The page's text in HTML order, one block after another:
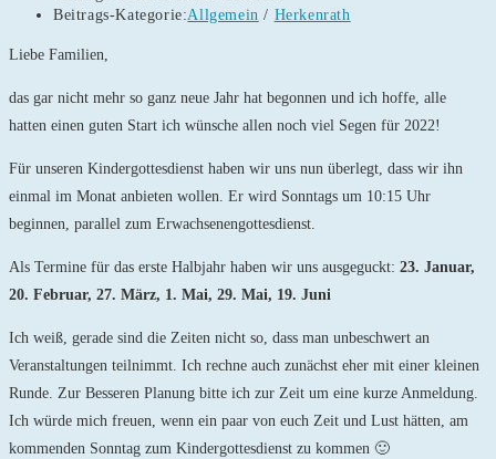
Beitrags-Kategorie:Allgemein / Herkenrath
Liebe Familien,
das gar nicht mehr so ganz neue Jahr hat begonnen und ich hoffe, alle
hatten einen guten Start ich wünsche allen noch viel Segen für 2022!
Für unseren Kindergottesdienst haben wir uns nun überlegt, dass wir ihn
einmal im Monat anbieten wollen. Er wird Sonntags um 10:15 Uhr
beginnen, parallel zum Erwachsenengottesdienst.
Als Termine für das erste Halbjahr haben wir uns ausgeguckt: 23. Januar,
20. Februar, 27. März, 1. Mai, 29. Mai, 19. Juni
Ich weiß, gerade sind die Zeiten nicht so, dass man unbeschwert an
Veranstaltungen teilnimmt. Ich rechne auch zunächst eher mit einer kleinen
Runde. Zur Besseren Planung bitte ich zur Zeit um eine kurze Anmeldung.
Ich würde mich freuen, wenn ein paar von euch Zeit und Lust hätten, am
kommenden Sonntag zum Kindergottesdienst zu kommen 🙂